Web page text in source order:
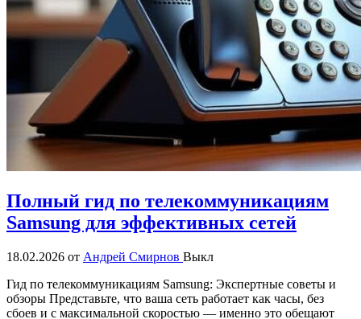
Полный гид по телекоммуникациям
Samsung для эффективных сетей
18.02.2026 от Андрей Смирнов Выкл
Гид по телекоммуникациям Samsung: Экспертные советы и
обзоры Представьте, что ваша сеть работает как часы, без
сбоев и с максимальной скоростью — именно это обещают